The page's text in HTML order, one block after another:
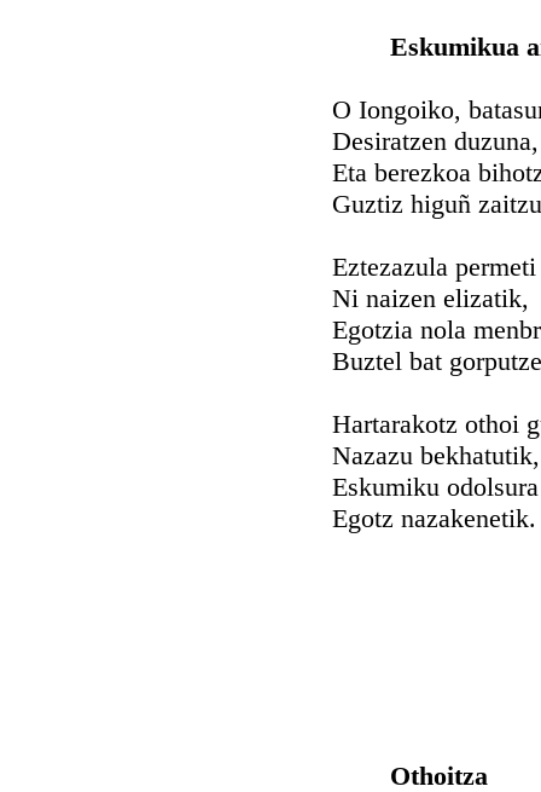
Eskumikua
O Iongoiko,
Desiratzen duzuna,
Eta berezkoa
Guztiz higuñ
Eztezazula permeti
Ni naizen elizatik,
Egotzia nola
Buztel bat
Hartarakotz othoi
Nazazu bekhatutik,
Eskumiku odolsura
Egotz nazakenetik.
Othoitza